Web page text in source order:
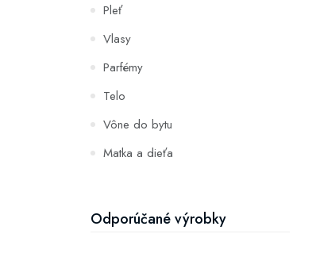
Pleť
Vlasy
Parfémy
Telo
Vône do bytu
Matka a dieťa
Hydratácia a výživa pleti
Odporúčané výrobky